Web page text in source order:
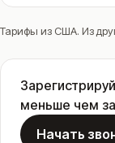
Тарифы из США. Из
меньше чем
Начать